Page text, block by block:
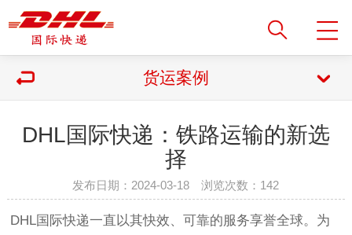
货运案例
DHL国际快递：铁路运输的新选
择
发布日期：2024-03-18 浏览次数： 142
DHL国际快递一直以其快效、可靠的服务享誉全球。为